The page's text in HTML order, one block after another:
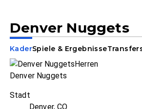
Denver Nuggets
KaderSpiele & Ergebnisse
Denver Nuggets
Stadt
Denver, CO